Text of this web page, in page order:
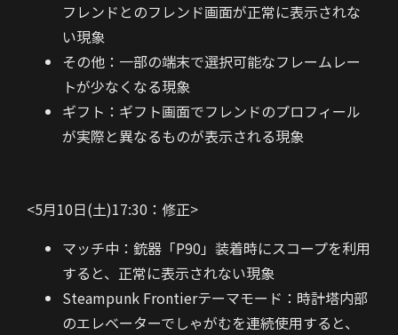
フレンドとのフレンド画面が正常に表示されな
い現象
その他：一部の端末で選択可能なフレームレー
トが少なくなる現象
ギフト：ギフト画面でフレンドのプロフィール
が実際と異なるものが表示される現象
<5月10日(土)17:30：修正>
マッチ中：銃器「P90」装着時にスコープを利用
すると、正常に表示されない現象
Steampunk Frontierテーマモード：時計塔内部
のエレベーターでしゃがむを連続使用すると、